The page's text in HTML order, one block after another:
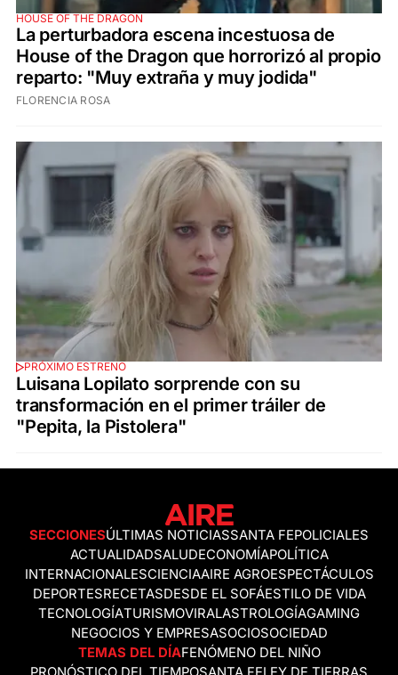
HOUSE OF THE DRAGON
La perturbadora escena incestuosa de
House of the Dragon que horrorizó al propio
reparto: "Muy extraña y muy jodida"
FLORENCIA ROSA
PRÓXIMO ESTRENO
Luisana Lopilato sorprende con su
transformación en el primer tráiler de
"Pepita, la Pistolera"
SECCIONESÚLTIMAS NOTICIASSANTA FEPOLICIALES
ACTUALIDADSALUDECONOMÍAPOLÍTICA
INTERNACIONALESCIENCIAAIRE AGROESPECTÁCULOS
DEPORTESRECETASDESDE EL SOFÁESTILO DE VIDA
TECNOLOGÍATURISMOVIRALASTROLOGÍAGAMING
NEGOCIOS Y EMPRESASOCIOSOCIEDAD
TEMAS DEL DÍAFENÓMENO DEL NIÑO